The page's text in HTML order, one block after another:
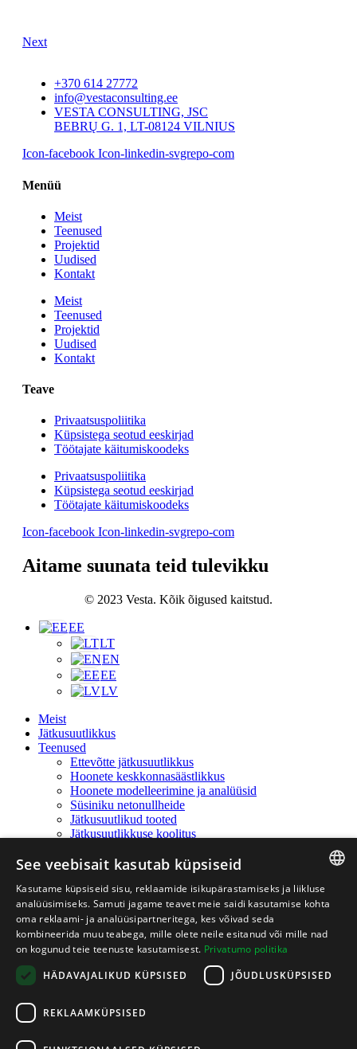
Next
+370 614 27772
info@vestaconsulting.ee
VESTA CONSULTING, JSC
BEBRŲ G. 1, LT-08124 VILNIUS
Icon-facebook Icon-linkedin-svgrepo-com
Menüü
Meist
Teenused
Projektid
Uudised
Kontakt
Meist
Teenused
Projektid
Uudised
Kontakt
Teave
Privaatsuspoliitika
Küpsistega seotud eeskirjad
Töötajate käitumiskoodeks
Privaatsuspoliitika
Küpsistega seotud eeskirjad
Töötajate käitumiskoodeks
Icon-facebook Icon-linkedin-svgrepo-com
Aitame suunata teid tulevikku
© 2023 Vesta. Kõik õigused kaitstud.
EE
LT
EN
EE
LV
Meist
Jätkusuutlikkus
Teenused
Ettevõtte jätkusuutlikkus
Hoonete keskkonnasäästlikkus
Hoonete modelleerimine ja analüüsid
Süsiniku netonullheide
Jätkusuutlikud tooted
Jätkusuutlikkuse koolitus
Uudised
Kontakt
+370 614 27772
info@vestaconsulting.ee
VESTA CONSULTING UAB BEBRŲ G. 1, LT-08124
Otsing
LITHUANIAN
ENGLISH
ESTONIAN
See veebisait kasutab küpsiseid
Kasutame küpsiseid sisu, reklaamide isikupärastamiseks ja liikluse
analüüsimiseks. Samuti jagame teavet meie saidi kasutamise kohta
oma reklaami- ja analüüsipartneritega, kes võivad seda
kombineerida muu teabega, mille olete neile esitanud või mille nad
on kogunud teie teenuste kasutamisest. Privatumo politika
HÄDAVAJALIKUD KÜPSISED
JÕUDLUSKÜPSISED
REKLAAMKÜPSISED